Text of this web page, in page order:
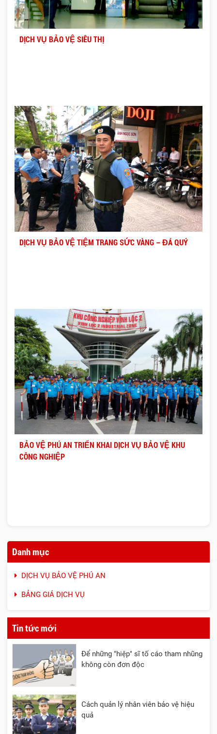
DỊCH VỤ BẢO VỆ SIÊU THỊ
DỊCH VỤ BẢO VỆ TIỆM TRANG SỨC VÀNG – ĐÁ QUÝ
BẢO VỆ PHÚ AN TRIỂN KHAI DỊCH VỤ BẢO VỆ KHU
CÔNG NGHIỆP
Danh mục
DỊCH VỤ BẢO VỆ PHÚ AN
BẢNG GIÁ DỊCH VỤ
Tin tức mới
Để những "hiệp" sĩ tố cáo tham nhũng
không còn đơn độc
Cách quản lý nhân viên bảo vệ hiệu
quả